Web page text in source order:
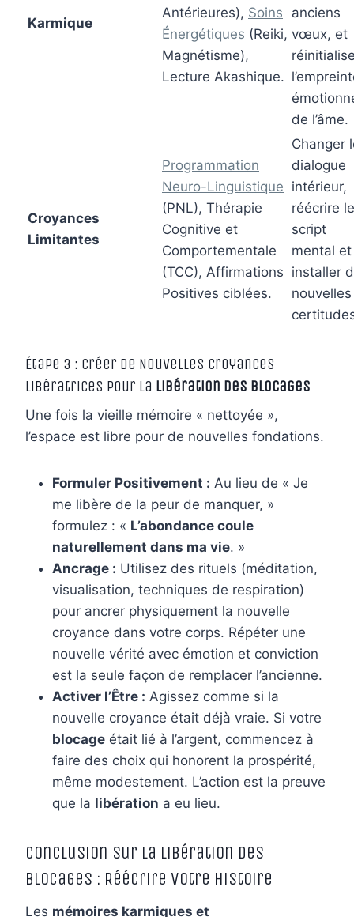
Karmique
Antérieures), Soins
Énergétiques (Reiki,
Magnétisme),
Lecture Akashique.
anciens
vœux, et
de l’âme.
Croyances
Limitantes
Programmation
Neuro-Linguistique
(PNL), Thérapie
Cognitive et
Comportementale
(TCC), Affirmations
Positives ciblées.
Changer
dialogue
intérieur,
réécrire le
script
mental et
installer
nouvelles
Étape 3 : Créer de Nouvelles Croyances
Libératrices pour la libération des blocages
Une fois la vieille mémoire « nettoyée »,
l’espace est libre pour de nouvelles fondations.
Formuler Positivement : Au lieu de « Je
me libère de la peur de manquer, »
formulez : « L’abondance coule
naturellement dans ma vie. »
Ancrage : Utilisez des rituels (méditation,
visualisation, techniques de respiration)
pour ancrer physiquement la nouvelle
croyance dans votre corps. Répéter une
nouvelle vérité avec émotion et conviction
est la seule façon de remplacer l’ancienne.
Activer l’Être : Agissez comme si la
nouvelle croyance était déjà vraie. Si votre
blocage était lié à l’argent, commencez à
faire des choix qui honorent la prospérité,
même modestement. L’action est la preuve
que la libération a eu lieu.
Conclusion sur la Libération des
Blocages : Réécrire Votre Histoire
Les mémoires karmiques et